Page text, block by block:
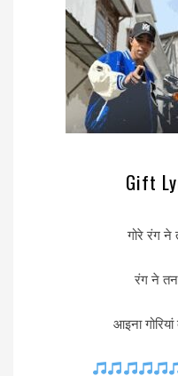
Gift
गोरे रंग ने
रंग ने तन
आइना